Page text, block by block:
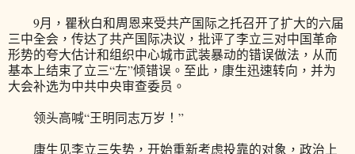
9月，瞿秋白和周恩来受共产国际之托召开了扩大的六届
三中全会，传达了共产国际决议，批评了李立三对中国革命
形势的夸大估计和组织中心城市武装暴动的错误做法，从而
基本上结束了立三“左”倾错误。至此，康生迅速转向，并为
大会补选为中共中央审查委员。
领头高喊“王明同志万岁！”
康生见李立三失势，开始重新考虑投靠的对象，政治上